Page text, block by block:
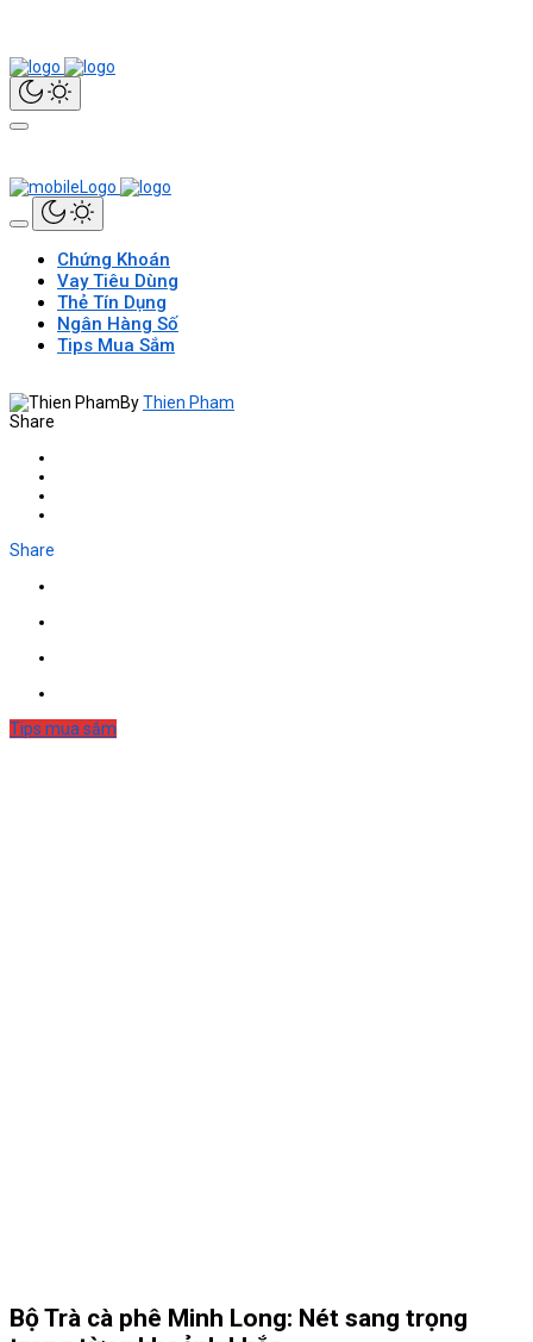
Chứng Khoán
Vay Tiêu Dùng
Thẻ Tín Dụng
Ngân Hàng Số
Tips Mua Sắm
ByThien Pham
Share
Share
Tips mua sắm
Bộ Trà cà phê Minh Long: Nét sang trọng